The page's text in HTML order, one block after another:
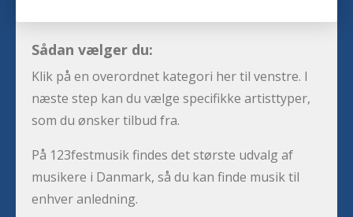
Sådan vælger du:
Klik på en overordnet kategori her til venstre. I
næste step kan du vælge specifikke artisttyper,
som du ønsker tilbud fra.
På 123festmusik findes det største udvalg af
musikere i Danmark, så du kan finde musik til
enhver anledning.